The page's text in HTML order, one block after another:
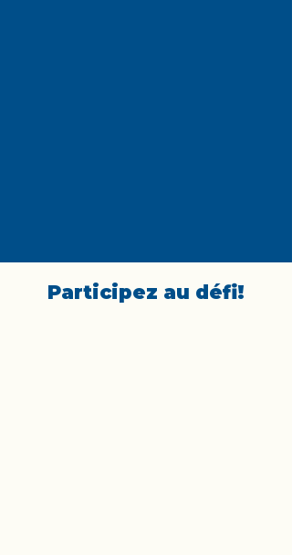
Participez au défi!